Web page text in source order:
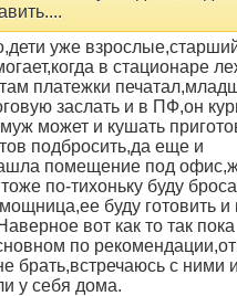
уже
в стационаре
платежки
заслать и в ПФ,он
может и кушать
подбросить,да еще и
помещение под
по-тихоньку буду
буду готовить и
вот как то так пока
по
брать,встречаюсь с ними
у себя дома.